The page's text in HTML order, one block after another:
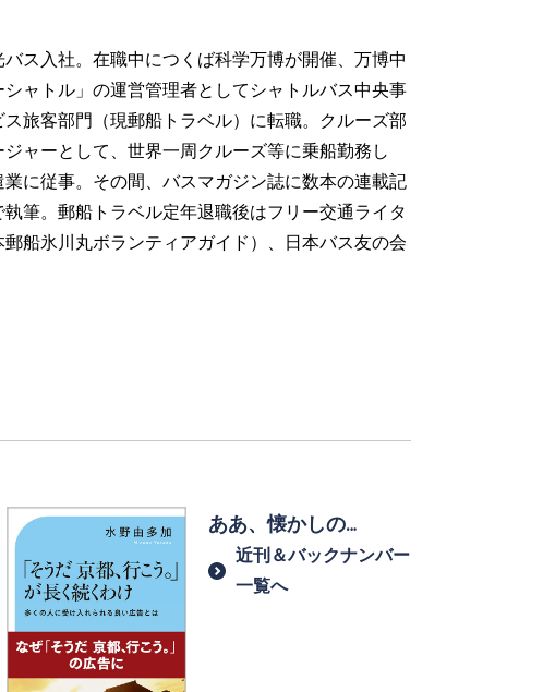
ス入社。在職中につくば科学万博が開催、万博中
ャトル」の運営管理者としてシャトルバス中央事
旅客部門（現郵船トラベル）に転職。クルーズ部
ャーとして、世界一周クルーズ等に乗船勤務し
に従事。その間、バスマガジン誌に数本の連載記
筆。郵船トラベル定年退職後はフリー交通ライタ
船氷川丸ボランティアガイド）、日本バス友の会
ああ、懐かしの…
近刊＆バックナンバー
一覧へ